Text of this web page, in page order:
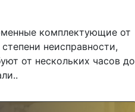
комплектующие от
неисправности,
от нескольких часов до